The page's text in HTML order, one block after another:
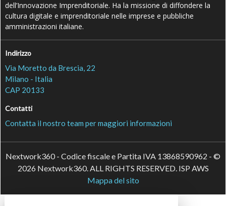
dell’Innovazione Imprenditoriale. Ha la missione di diffondere la
cultura digitale e imprenditoriale nelle imprese e pubbliche
amministrazioni italiane.
Indirizzo
Via Moretto da Brescia, 22
Milano - Italia
CAP 20133
Contatti
Contatta il nostro team per maggiori informazioni
Nextwork360 - Codice fiscale e Partita IVA 13868590962 - ©
2026 Nextwork360. ALL RIGHTS RESERVED. ISP AWS
Mappa del sito